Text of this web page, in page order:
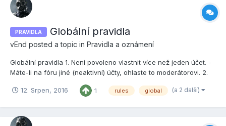
PRAVIDLA Globální pravidla
vEnd posted a topic in Pravidla a oznámení
Globální pravidla 1. Není povoleno vlastnit více než jeden účet. -
Máte-li na fóru jiné (neaktivní) účty, ohlaste to moderátorovi. 2.
tematikou. - Platí pro textový i multimediální obsah. 3. Není
12. Srpen, 2016 1 rules global (a 2 další)